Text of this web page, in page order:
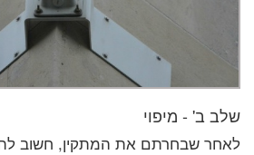
שלב ב' - מיפוי
לאחר שבחרתם את המתקין, חשוב